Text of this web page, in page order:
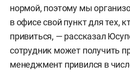
нормой, поэтому мы
в офисе свой пункт для тех,
привиться, — рассказал
сотрудник может получить
менеджмент привился в